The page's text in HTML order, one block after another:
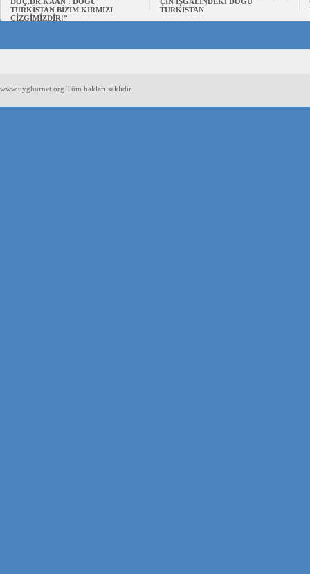
TÜRKİSTAN BİZİM KIRMIZI
ÇİZGİMİZDİR!”
TÜRKİSTAN
www.uyghurnet.org Tüm hakları saklıdır